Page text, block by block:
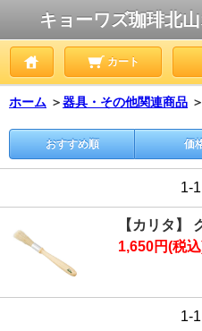
キョーワズ珈琲北
カート
ホーム ＞器具・その他関連商品 ＞
おすすめ順 価
1-
【カリタ】
1,650円(税
1-